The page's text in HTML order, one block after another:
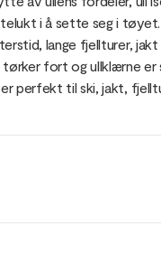
i å sette seg i
lange fjellturer,
fort og ullklærne
perfekt til ski, jakt,